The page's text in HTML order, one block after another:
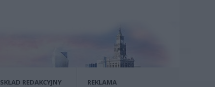
SKŁAD REDAKCYJNY REKLAMA